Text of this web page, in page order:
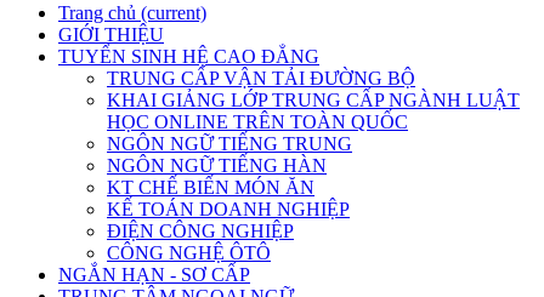
Trang chủ (current)
GIỚI THIỆU
TUYỂN SINH HỆ CAO ĐẲNG
TRUNG CẤP VẬN TẢI ĐƯỜNG BỘ
KHAI GIẢNG LỚP TRUNG CẤP NGÀNH LUẬT
HỌC ONLINE TRÊN TOÀN QUỐC
NGÔN NGỮ TIẾNG TRUNG
NGÔN NGỮ TIẾNG HÀN
KT CHẾ BIẾN MÓN ĂN
KẾ TOÁN DOANH NGHIỆP
ĐIỆN CÔNG NGHIỆP
CÔNG NGHỆ ÔTÔ
NGẮN HẠN - SƠ CẤP